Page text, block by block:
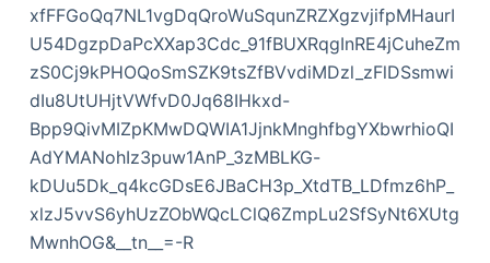
xfFFGoQq7NL1vgDqQroWuSqunZRZXgzvjifpMHaurI
U54DgzpDaPcXXap3Cdc_91fBUXRqgInRE4jCuheZm
zS0Cj9kPHOQoSmSZK9tsZfBVvdiMDzl_zFlDSsmwi
dIu8UtUHjtVWfvD0Jq68IHkxd-
Bpp9QivMIZpKMwDQWIA1JjnkMnghfbgYXbwrhioQI
AdYMANohIz3puw1AnP_3zMBLKG-
kDUu5Dk_q4kcGDsE6JBaCH3p_XtdTB_LDfmz6hP_
xlzJ5vvS6yhUzZObWQcLClQ6ZmpLu2SfSyNt6XUtg
MwnhOG&__tn__=-R